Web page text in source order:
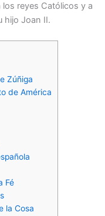
reyes Católicos y a
hijo Joan II.
Zúñiga
de América
Fé
la Cosa